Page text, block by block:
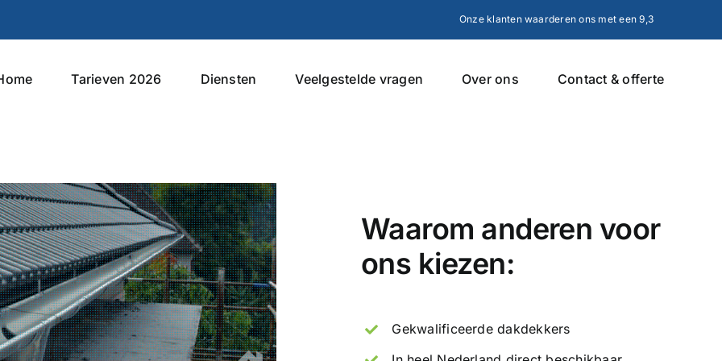
Onze klanten waarderen ons met een 9,3
Tarieven 2026 Diensten Veelgestelde vragen Over ons Contact & offerte
Waarom anderen voor
ons kiezen:
Gekwalificeerde dakdekkers